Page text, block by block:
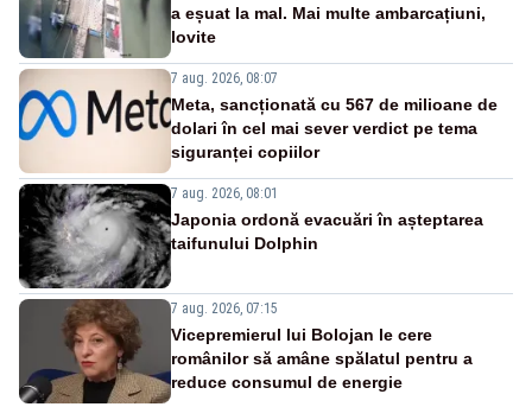
a eșuat la mal. Mai multe ambarcațiuni,
lovite
7 aug. 2026, 08:07
Meta, sancționată cu 567 de milioane de
dolari în cel mai sever verdict pe tema
siguranței copiilor
7 aug. 2026, 08:01
Japonia ordonă evacuări în așteptarea
taifunului Dolphin
7 aug. 2026, 07:15
Vicepremierul lui Bolojan le cere
românilor să amâne spălatul pentru a
reduce consumul de energie